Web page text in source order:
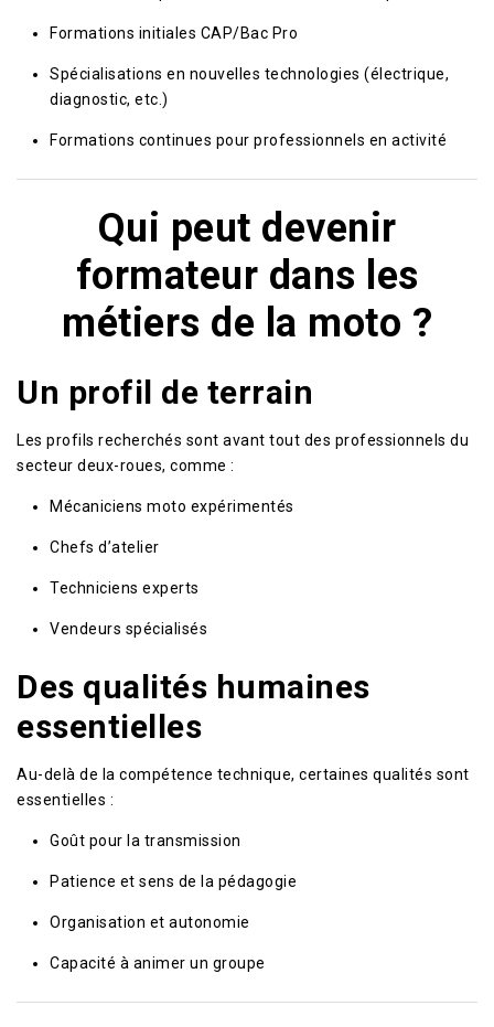
Formations initiales CAP/Bac Pro
Spécialisations en nouvelles technologies (électrique,
diagnostic, etc.)
Formations continues pour professionnels en activité
Qui peut devenir
formateur dans les
métiers de la moto ?
Un profil de terrain
Les profils recherchés sont avant tout des professionnels du
secteur deux-roues, comme :
Mécaniciens moto expérimentés
Chefs d’atelier
Techniciens experts
Vendeurs spécialisés
Des qualités humaines
essentielles
Au-delà de la compétence technique, certaines qualités sont
essentielles :
Goût pour la transmission
Patience et sens de la pédagogie
Organisation et autonomie
Capacité à animer un groupe